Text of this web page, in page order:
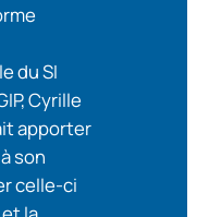
du SI
Cyrille
apporter
son
celle-ci